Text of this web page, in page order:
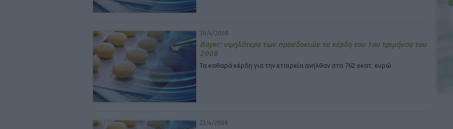
30/4/2008
Bayer: υψηλότερα των προσδοκιών τα κέρδη του 1ου τριμήνου του
2008
Τα καθαρά κέρδη για την εταιρεία ανήλθαν στα 762 εκατ. ευρώ
23/4/2008